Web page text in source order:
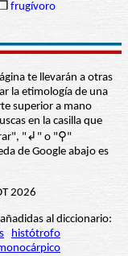
frugívoro
te llevarán a otras
la etimología de una
superior a mano
en la casilla que
"↲" o "⚲"
de Google abajo es
2026
al diccionario:
histótrofo